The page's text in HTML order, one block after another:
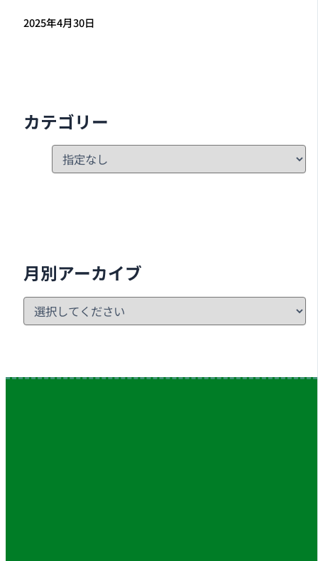
2025年4月30日
カテゴリー
月別アーカイブ